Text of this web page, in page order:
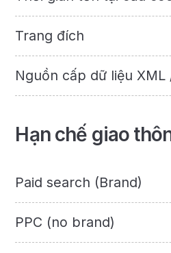
Trang đích
Nguồn cấp dữ liệu XML
Hạn chế giao
Paid search (Brand)
PPC (no brand)